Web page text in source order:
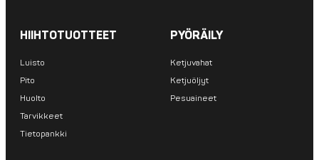
HIIHTOTUOTTEET
Luisto
Pito
Huolto
Tarvikkeet
Tietopankki
PYÖRÄILY
Ketjuvahat
Ketjuöljyt
Pesuaineet